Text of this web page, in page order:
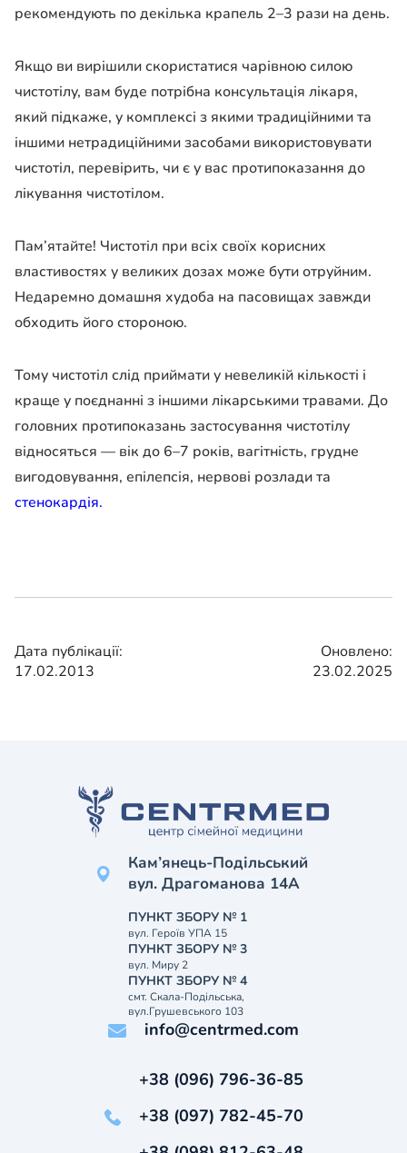
рекомендують по декілька крапель 2–3 рази на день.
Якщо ви вирішили скористатися чарівною силою
чистотілу, вам буде потрібна консультація лікаря,
який підкаже, у комплексі з якими традиційними та
іншими нетрадиційними засобами використовувати
чистотіл, перевірить, чи є у вас протипоказання до
лікування чистотілом.
Пам’ятайте! Чистотіл при всіх своїх корисних
властивостях у великих дозах може бути отруйним.
Недаремно домашня худоба на пасовищах завжди
обходить його стороною.
Тому чистотіл слід приймати у невеликій кількості і
краще у поєднанні з іншими лікарськими травами. До
головних протипоказань застосування чистотілу
відносяться — вік до 6–7 років, вагітність, грудне
вигодовування, епілепсія, нервові розлади та
стенокардія.
Дата публікації:
17.02.2013
Оновлено:
23.02.2025
Кам’янець-Подільський
вул. Драгоманова 14А
ПУНКТ ЗБОРУ № 1
вул. Героїв УПА 15
ПУНКТ ЗБОРУ № 3
вул. Миру 2
ПУНКТ ЗБОРУ № 4
смт. Скала-Подільська,
вул.Грушевського 103
info@centrmed.com
+38 (096) 796-36-85
+38 (097) 782-45-70